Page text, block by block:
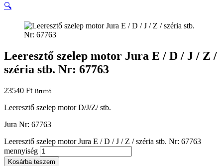
🔍
Leeresztő szelep motor Jura E / D / J / Z /
széria stb. Nr: 67763
23540 Ft Bruttó
Leeresztő szelep motor D/J/Z/ stb.
Jura Nr: 67763
Leeresztő szelep motor Jura E / D / J / Z / széria stb. Nr: 67763
mennyiség
Kosárba teszem